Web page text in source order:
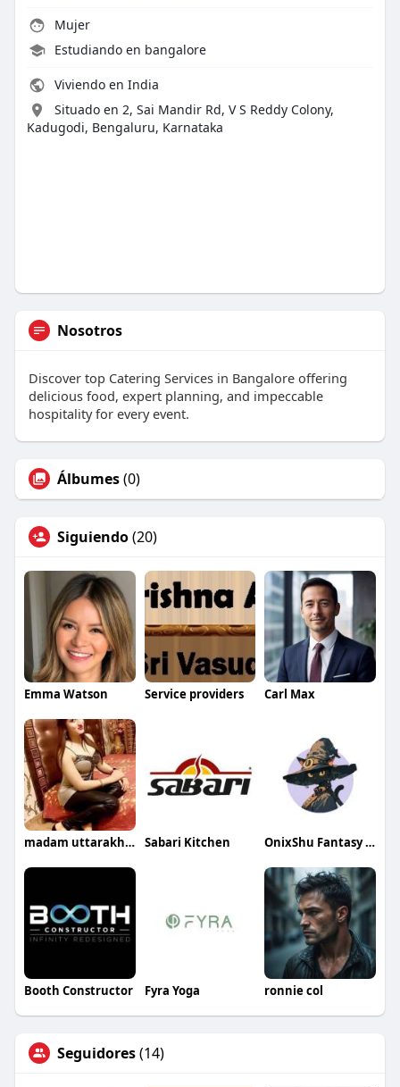
Mujer
Estudiando en bangalore
Viviendo en India
Situado en 2, Sai Mandir Rd, V S Reddy Colony,
Kadugodi, Bengaluru, Karnataka
Nosotros
Discover top Catering Services in Bangalore offering
delicious food, expert planning, and impeccable
hospitality for every event.
Álbumes(0)
Siguiendo(20)
Emma Watson Service providers Carl Max
madam uttarakhand Sabari Kitchen OnixShu Fantasy Workshop
Booth Constructor Fyra Yoga ronnie col
Seguidores(14)